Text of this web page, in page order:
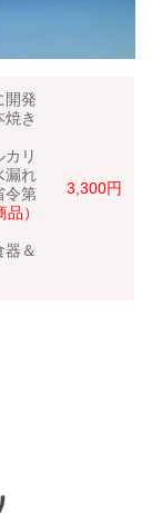
開発
き
リ
漏れ
令第
品）
＆
3,300円